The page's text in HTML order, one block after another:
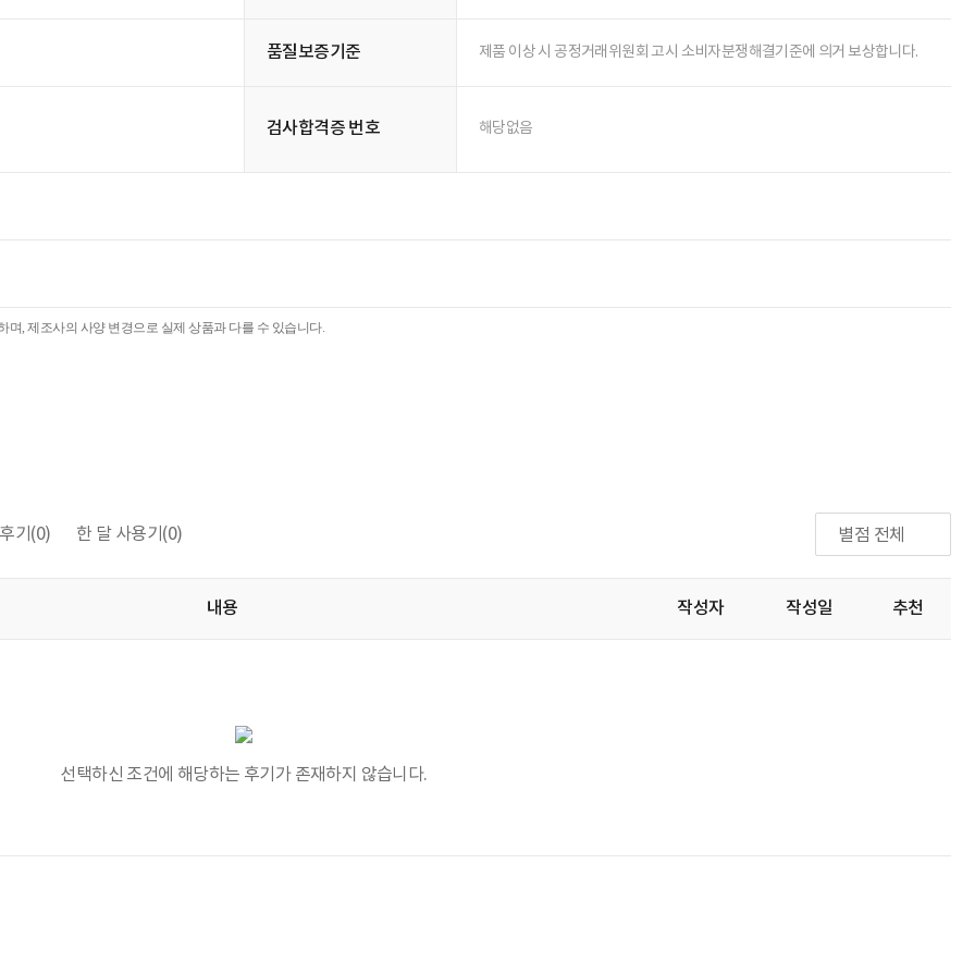
품질보증기준 제품 이상 시 공정거래위원회 고시 소비자분쟁해결기준에 의거 보상합니다.
검사합격증 번호 해당없음
, 제조사의 사양 변경으로 실제 상품과 다를 수 있습니다.
기 (0) 한 달 사용기 (0) 별점 전체
내용 작성자 작성일 추천
선택하신 조건에 해당하는 후기가 존재하지 않습니다.